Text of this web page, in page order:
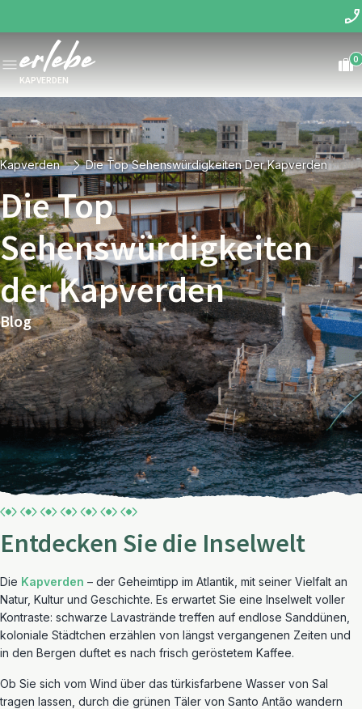
KAPVERDEN
0
Kapverden Die Top Sehenswürdigkeiten Der Kapverden
Die Top
Sehenswürdigkeiten
der Kapverden
Blog
Entdecken Sie die Inselwelt
Die Kapverden – der Geheimtipp im Atlantik, mit seiner Vielfalt an
Natur, Kultur und Geschichte. Es erwartet Sie eine Inselwelt voller
Kontraste: schwarze Lavastrände treffen auf endlose Sanddünen,
koloniale Städtchen erzählen von längst vergangenen Zeiten und
in den Bergen duftet es nach frisch geröstetem Kaffee.
Ob Sie sich vom Wind über das türkisfarbene Wasser von Sal
tragen lassen, durch die grünen Täler von Santo Antão wandern